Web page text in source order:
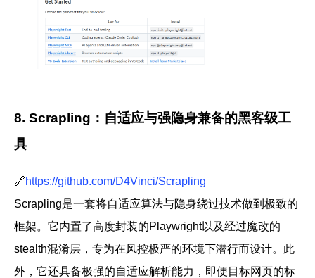
8. Scrapling：自适应与强隐身兼备的黑客级工
具
🔗https://github.com/D4Vinci/Scrapling
Scrapling是一套将自适应算法与隐身绕过技术做到极致的
框架。它内置了高度封装的Playwright以及经过魔改的
stealth混淆层，专为在风控极严的环境下潜行而设计。此
外，它还具备极强的自适应解析能力，即便目标网页的标